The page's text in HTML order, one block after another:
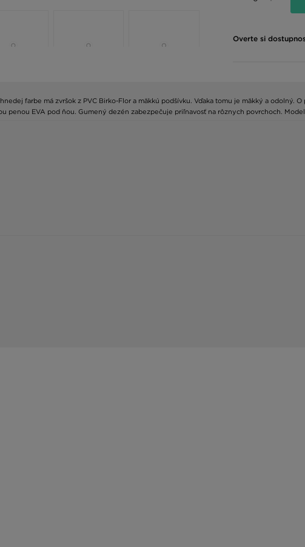
Overte si
farbe má zvršok z PVC Birko-Flor a mäkkú podšívku. Vďaka tomu je mäkký a odolný.
penou EVA pod ňou. Gumený dezén zabezpečuje priľnavosť na rôznych povrchoch.